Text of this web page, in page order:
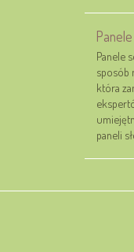
Panele
sposób
która
paneli